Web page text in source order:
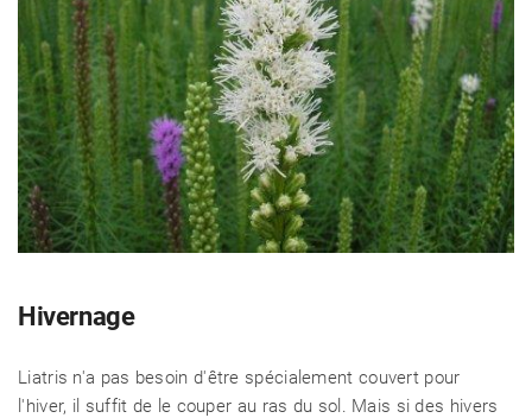
Hivernage
Liatris n'a pas besoin d'être spécialement couvert pour
l'hiver, il suffit de le couper au ras du sol. Mais si des hivers